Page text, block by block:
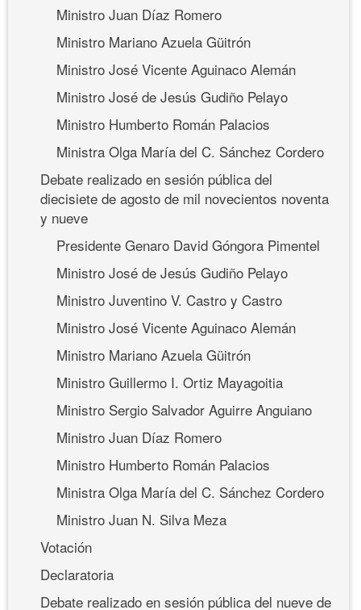
Ministro Juan Díaz Romero
Ministro Mariano Azuela Güitrón
Ministro José Vicente Aguinaco Alemán
Ministro José de Jesús Gudiño Pelayo
Ministro Humberto Román Palacios
Ministra Olga María del C. Sánchez Cordero
Debate realizado en sesión pública del
diecisiete de agosto de mil novecientos noventa
y nueve
Presidente Genaro David Góngora Pimentel
Ministro José de Jesús Gudiño Pelayo
Ministro Juventino V. Castro y Castro
Ministro José Vicente Aguinaco Alemán
Ministro Mariano Azuela Güitrón
Ministro Guillermo I. Ortiz Mayagoitia
Ministro Sergio Salvador Aguirre Anguiano
Ministro Juan Díaz Romero
Ministro Humberto Román Palacios
Ministra Olga María del C. Sánchez Cordero
Ministro Juan N. Silva Meza
Votación
Declaratoria
Debate realizado en sesión pública del nueve de